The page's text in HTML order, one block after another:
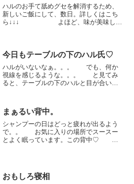
ハルのお手て舐めグセを解消するため、
新しいご飯にして、数日。詳しくはこち
ら↓↓↓ よほど、味が美味しい
メラを構えたら、もうこ...
今日もテーブルの下のハル氏♡
ハルがいないなぁ。。。 でも、何か
視線を感じるような。。。 と見てみ
ると、テーブルの下のハルと目が合いま
横から見てみるとあらら？お手てがあり
ません👀 完全にしまい込...
まぁるい背中。
シャンプーの日はどっと疲れが出るよう
で。。 お気に入りの場所でスースー
とよく眠っています。この背中♡ ま
♡ おやすみ中でもしっかりと癒...
おもしろ寝相